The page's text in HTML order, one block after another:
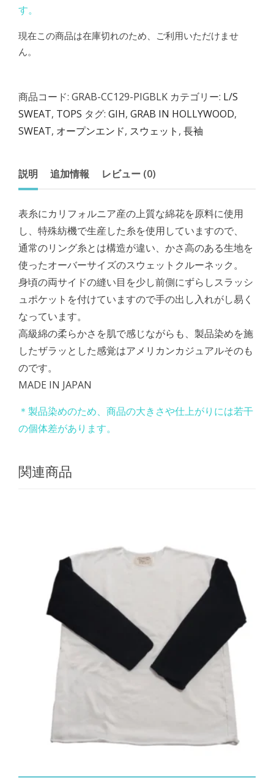
す。
現在この商品は在庫切れのため、ご利用いただけませ
ん。
商品コード: GRAB-CC129-PIGBLK カテゴリー: L/S
SWEAT, TOPS タグ: GIH, GRAB IN HOLLYWOOD,
SWEAT, オープンエンド, スウェット , 長袖
説明 追加情報 レビュー (0)
表糸にカリフォルニア産の上質な綿花を原料に使用
し、特殊紡機で生産した糸を使用していますので、
通常のリング糸とは構造が違い、かさ高のある生地を
使ったオーバーサイズのスウェットクルーネック。
身頃の両サイドの縫い目を少し前側にずらしスラッシ
ュポケットを付けていますので手の出し入れがし易く
なっています。
高級綿の柔らかさを肌で感じながらも、製品染めを施
したザラッとした感覚はアメリカンカジュアルそのも
のです。
MADE IN JAPAN
＊製品染めのため、商品の大きさや仕上がりには若干
の個体差があります。
関連商品